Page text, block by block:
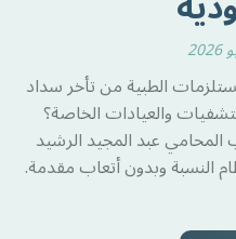
الطبية من تأخر سداد
والعيادات الخاصة؟
عبد المجيد الرشيد
النسبة وبدون أتعاب مقدمة.